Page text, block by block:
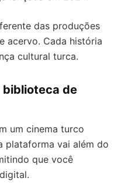
das produções
acervo. Cada história
cultural turca.
biblioteca de
um cinema turco
plataforma vai além do
que você